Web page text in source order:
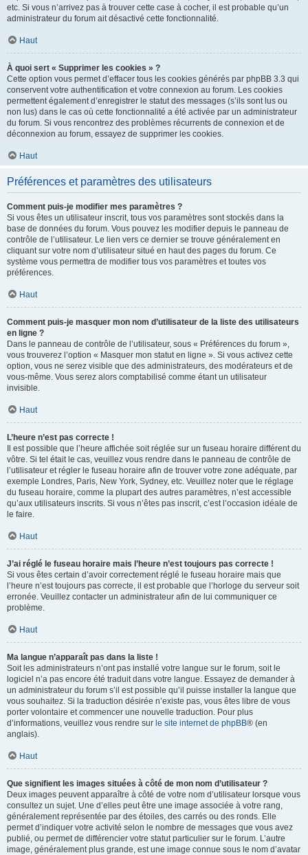
etc. Si vous n’arrivez pas à trouver cette case à cocher, il est probable qu’un
administrateur du forum ait désactivé cette fonctionnalité.
Haut
À quoi sert « Supprimer les cookies » ?
Cette option vous permet d’effacer tous les cookies générés par phpBB 3.3 qui
conservent votre authentification et votre connexion au forum. Les cookies
permettent également d’enregistrer le statut des messages (s’ils sont lus ou
non lus) dans le cas où cette fonctionnalité a été activée par un administrateur
du forum. Si vous rencontrez des problèmes récurrents de connexion et de
déconnexion au forum, essayez de supprimer les cookies.
Haut
Préférences et paramètres des utilisateurs
Comment puis-je modifier mes paramètres ?
Si vous êtes un utilisateur inscrit, tous vos paramètres sont stockés dans la
base de données du forum. Vous pouvez les modifier depuis le panneau de
contrôle de l’utilisateur. Le lien vers ce dernier se trouve généralement en
cliquant sur votre nom d’utilisateur situé en haut des pages du forum. Ce
système vous permettra de modifier tous vos paramètres et toutes vos
préférences.
Haut
Comment puis-je masquer mon nom d’utilisateur de la liste des utilisateurs
en ligne ?
Dans le panneau de contrôle de l’utilisateur, sous « Préférences du forum »,
vous trouverez l’option « Masquer mon statut en ligne ». Si vous activez cette
option, vous ne serez visible que des administrateurs, des modérateurs et de
vous-même. Vous serez alors comptabilisé comme étant un utilisateur
invisible.
Haut
L’heure n’est pas correcte !
Il est possible que l’heure affichée soit réglée sur un fuseau horaire différent du
vôtre. Si tel était le cas, veuillez vous rendre dans le panneau de contrôle de
l’utilisateur et régler le fuseau horaire afin de trouver votre zone adéquate, par
exemple Londres, Paris, New York, Sydney, etc. Veuillez noter que le réglage
du fuseau horaire, comme la plupart des autres paramètres, n’est accessible
qu’aux utilisateurs inscrits. Si vous n’êtes pas inscrit, c’est l’occasion idéale de
le faire.
Haut
J’ai réglé le fuseau horaire mais l’heure n’est toujours pas correcte !
Si vous êtes certain d’avoir correctement réglé le fuseau horaire mais que
l’heure n’est toujours pas correcte, il est probable que l’horloge du serveur soit
erronée. Veuillez contacter un administrateur afin de lui communiquer ce
problème.
Haut
Ma langue n’apparaît pas dans la liste !
Soit les administrateurs n’ont pas installé votre langue sur le forum, soit le
logiciel n’a pas encore été traduit dans votre langue. Essayez de demander à
un administrateur du forum s’il est possible qu’il puisse installer la langue que
vous souhaitez. Si la traduction désirée n’existe pas, vous êtes libre de vous
porter volontaire et commencer une nouvelle traduction. Pour plus
d’informations, veuillez vous rendre sur le site internet de phpBB® (en
anglais).
Haut
Que signifient les images situées à côté de mon nom d’utilisateur ?
Deux images peuvent apparaître à côté de votre nom d’utilisateur lorsque vous
consultez un sujet. Une d’elles peut être une image associée à votre rang,
généralement représentée par des étoiles, des carrés ou des ronds. Elle
permet d’indiquer votre activité selon le nombre de messages que vous avez
publié, ou permet de différencier votre statut particulier sur le forum. L’autre
image, généralement plus grande, est une image connue sous le nom d’avatar